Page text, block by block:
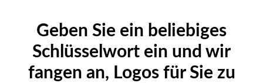
Geben Sie ein beliebiges
Schlüsselwort ein und wir
fangen an, Logos für Sie zu